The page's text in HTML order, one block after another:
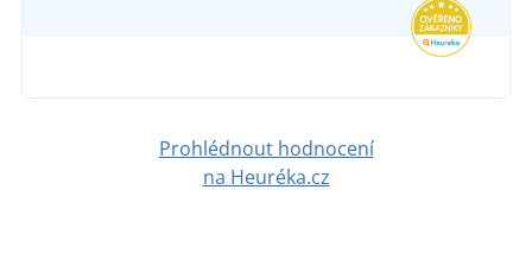
Prohlédnout hodnocení
na Heuréka.cz